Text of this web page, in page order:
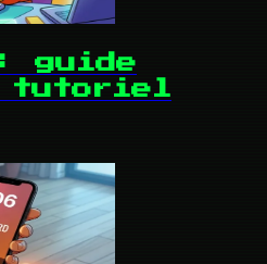
guide
tutoriel